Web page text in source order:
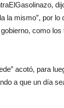
la mismo”, por lo
como
acotó, para
a que un día